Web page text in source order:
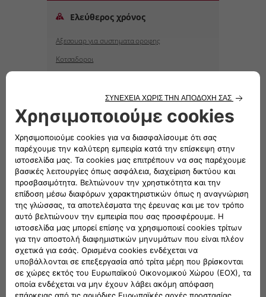
Ελεύθερος χρόνος
Αξεσουαρ για συστηματα οροφης
Κοτσαδοροι
ΑΣΦΑΛΕΙΑ
Συναγερμοι pin to pin
Ανταλλακτικες λαμπες
MULTIMEDIA
Επιλογες ηλεκτρονικες
SPORT
Sport αξεσουαρ για εγκατασταση
Κιτ ζαντες
Μαρσπιε
Spoilers εμπροσθια